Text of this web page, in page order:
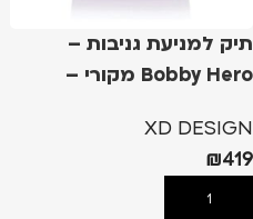
תיק למניעת גניבות –
Bobby Hero מקורי –
XD DESIGN
₪419
הוספה לסל